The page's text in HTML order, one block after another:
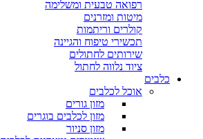
רפואה טבעית ומשלימה
מיטות ומזרנים
קולרים וריתמות
תכשירי טיפוח והגיינה
שירותים לחתולים
ציוד נלווה לחתול
כלבים
אוכל לכלבים
מזון גורים
מזון לכלבים בוגרים
מזון סניור